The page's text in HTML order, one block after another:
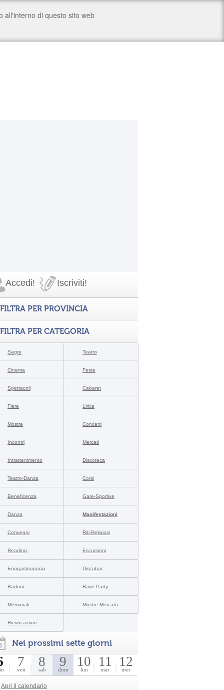
Accedi! Iscriviti!
FILTRA PER PROVINCIA
FILTRA PER CATEGORIA
Sagre Teatro
Cinema Feste
Spettacoli Cabaret
Fiere Lirica
Mostre Concerti
Incontri Mercati
Intrattenimento Discoteca
Teatro-Danza Corsi
Beneficenza Gare-Sportive
Danza Manifestazioni
Convegni Riti-Religiosi
Reading Escursioni
Enogastronomia Discobar
Raduni Rave Party
Memoriali Mostre-Mercato
Rievocazioni
Nei prossimi sette giorni
7
ven
8
sab
9
dom
10
lun
11
mar
12
mer
Apri il calendario